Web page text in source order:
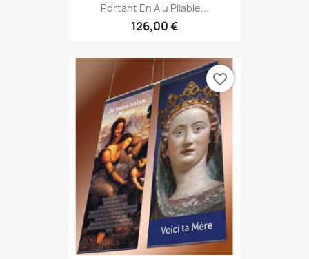
Portant En Alu Pliable...
126,00 €
favorite_border